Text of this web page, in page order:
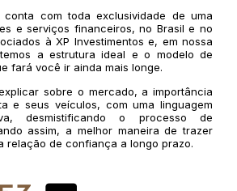
com toda exclusividade de uma
e serviços financeiros, no Brasil e no
à XP Investimentos e, em nossa
a estrutura ideal e o modelo de
fará você ir ainda mais longe.
sobre o mercado, a importância
e seus veículos, com uma linguagem
desmistificando o processo de
assim, a melhor maneira de trazer
relação de confiança a longo prazo.